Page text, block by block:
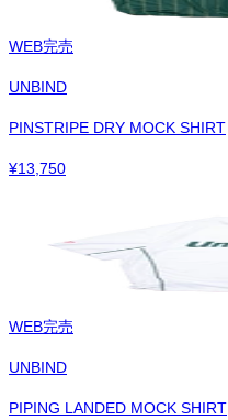
WEB完売
UNBIND
PINSTRIPE DRY MOCK SHIRT
¥13,750
WEB完売
UNBIND
PIPING LANDED MOCK SHIRT